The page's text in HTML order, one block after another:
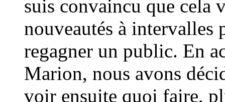
suis convaincu que cela
nouveautés à intervalles
regagner un public. En
Marion, nous avons
voir ensuite quoi faire,